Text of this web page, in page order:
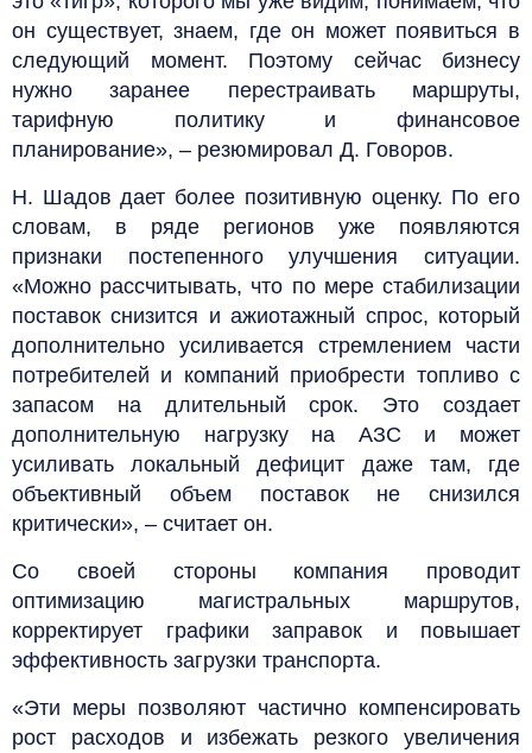
он существует, знаем, где он может появиться в
следующий момент. Поэтому сейчас бизнесу
нужно заранее перестраивать маршруты,
тарифную политику и финансовое
планирование», – резюмировал Д. Говоров.
Н. Шадов дает более позитивную оценку. По его
словам, в ряде регионов уже появляются
признаки постепенного улучшения ситуации.
«Можно рассчитывать, что по мере стабилизации
поставок снизится и ажиотажный спрос, который
дополнительно усиливается стремлением части
потребителей и компаний приобрести топливо с
запасом на длительный срок. Это создает
дополнительную нагрузку на АЗС и может
усиливать локальный дефицит даже там, где
объективный объем поставок не снизился
критически», – считает он.
Со своей стороны компания проводит
оптимизацию магистральных маршрутов,
корректирует графики заправок и повышает
эффективность загрузки транспорта.
«Эти меры позволяют частично компенсировать
рост расходов и избежать резкого увеличения